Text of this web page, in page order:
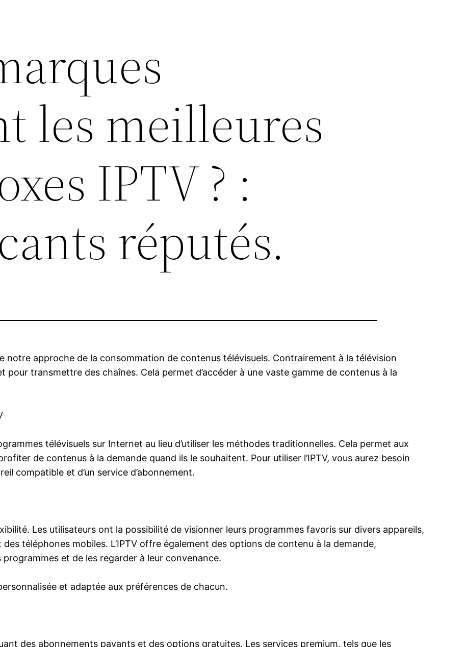
les meilleures
IPTV ? :
réputés.
approche de la consommation de contenus télévisuels. Contrairement à la télévision
pour transmettre des chaînes. Cela permet d’accéder à une vaste gamme de contenus à la
télévisuels sur Internet au lieu d’utiliser les méthodes traditionnelles. Cela permet aux
de contenus à la demande quand ils le souhaitent. Pour utiliser l’IPTV, vous aurez besoin
compatible et d’un service d’abonnement.
Les utilisateurs ont la possibilité de visionner leurs programmes favoris sur divers appareils,
téléphones mobiles. L’IPTV offre également des options de contenu à la demande,
et de les regarder à leur convenance.
et adaptée aux préférences de chacun.
des abonnements payants et des options gratuites. Les services premium, tels que les